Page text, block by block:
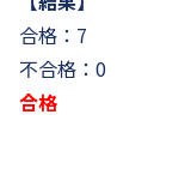
合格：7
不合格：0
合格